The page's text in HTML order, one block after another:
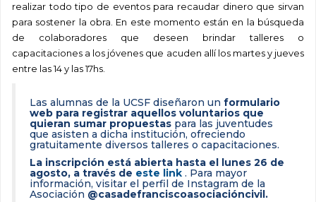
realizar todo tipo de eventos para recaudar dinero que sirvan
para sostener la obra. En este momento están en la búsqueda
de colaboradores que deseen brindar talleres o
capacitaciones a los jóvenes que acuden allí los martes y jueves
entre las 14 y las 17hs.
Las alumnas de la UCSF diseñaron un formulario
web para registrar aquellos voluntarios que
quieran sumar propuestas para las juventudes
que asisten a dicha institución, ofreciendo
gratuitamente diversos talleres o capacitaciones.
La inscripción está abierta hasta el lunes 26 de
agosto, a través de este link . Para mayor
información, visitar el perfil de Instagram de la
Asociación @casadefranciscoasociacióncivil.